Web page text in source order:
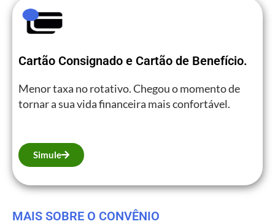
Cartão Consignado e Cartão de Benefício.
Menor taxa no rotativo. Chegou o momento de
tornar a sua vida financeira mais confortável.
Simule
MAIS SOBRE O CONVÊNIO